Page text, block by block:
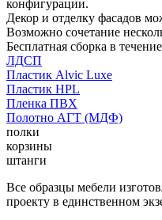
конфигурации.
Декор и отделку фасадов
Возможно сочетание
Бесплатная сборка в
ЛДСП
Пластик Alvic Luxe
Пластик HPL
Пленка ПВХ
Полотно АГТ (МДФ)
полки
корзины
штанги
Все образцы мебели
проекту в единственном